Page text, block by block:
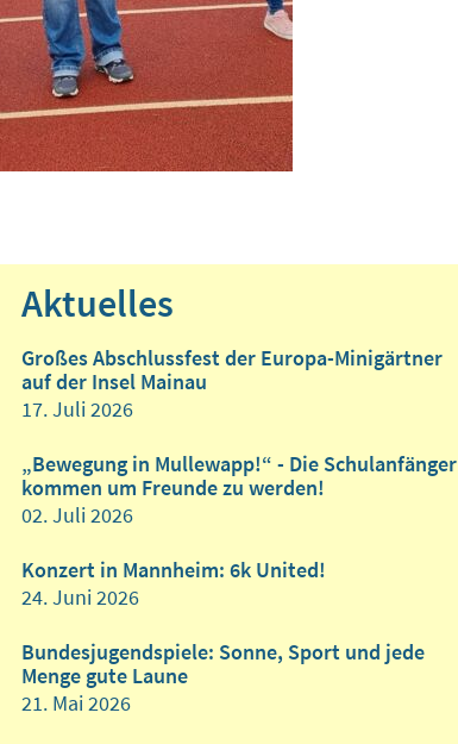
Aktuelles
Großes Abschlussfest der Europa-Minigärtner
auf der Insel Mainau
17. Juli 2026
„Bewegung in Mullewapp!“ - Die Schulanfänger
kommen um Freunde zu werden!
02. Juli 2026
Konzert in Mannheim: 6k United!
24. Juni 2026
Bundesjugendspiele: Sonne, Sport und jede
Menge gute Laune
21. Mai 2026